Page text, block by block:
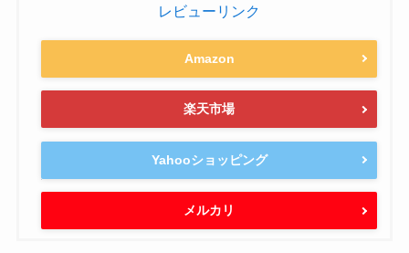
レビューリンク
Amazon
楽天市場
Yahooショッピング
メルカリ